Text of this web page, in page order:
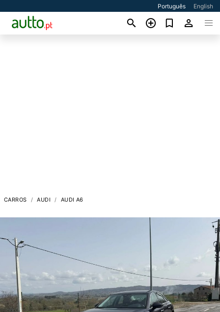
Português English
CARROS AUDI AUDI A6